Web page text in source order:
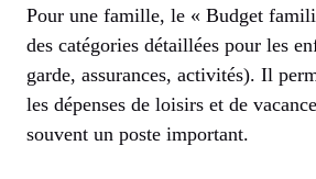
Pour une famille, le « Budget
des catégories détaillées pour les
garde, assurances, activités). Il
les dépenses de loisirs et de
souvent un poste important.